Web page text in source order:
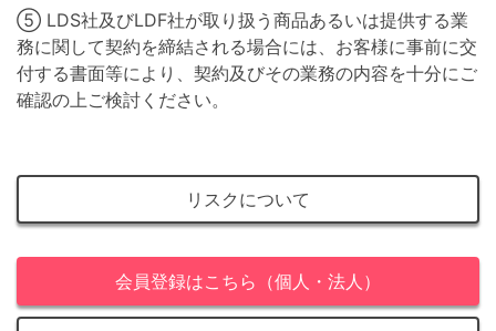
⑤ LDS社及びLDF社が取り扱う商品あるいは提供する業
務に関して契約を締結される場合には、お客様に事前に交
付する書面等により、契約及びその業務の内容を十分にご
確認の上ご検討ください。
リスクについて
会員登録はこちら（個人・法人）